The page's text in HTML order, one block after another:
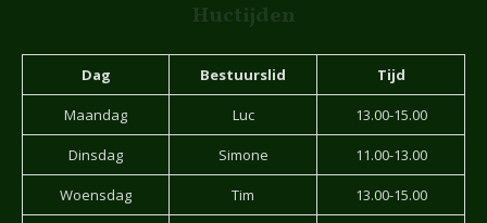
Huctijden
Dag Bestuurslid Tijd
Maandag Luc 13.00-15.00
Dinsdag Simone 11.00-13.00
Woensdag Tim 13.00-15.00